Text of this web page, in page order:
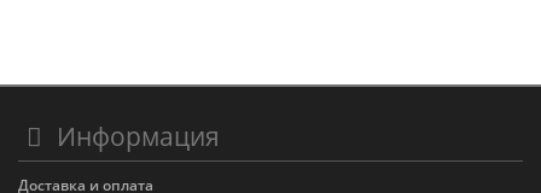
Информация
Доставка и оплата